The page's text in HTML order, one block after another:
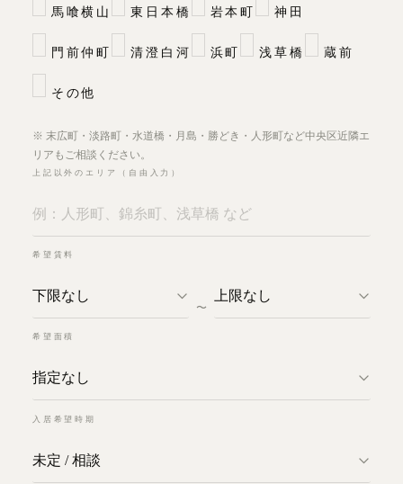
馬喰横山 東日本橋 岩本町 神田
門前仲町 清澄白河 浜町 浅草橋 蔵前
その他
※ 末広町・淡路町・水道橋・月島・勝どき・人形町など中央区近隣エ
リアもご相談ください。
上記以外のエリア（自由入力）
希望賃料
〜
希望面積
入居希望時期